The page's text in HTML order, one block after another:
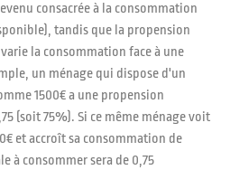
consacrée à la consommation
tandis que la propension
la consommation face à une
un ménage qui dispose d'un
1500€ a une propension
(soit 75%). Si ce même ménage voit
et accroît sa consommation de
à consommer sera de 0,75